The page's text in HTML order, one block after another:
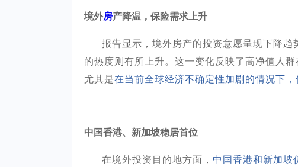
境外房产降温，保险需求上升
报告显示，境外房产的投资意愿呈现下降趋
的热度则有所上升。这一变化反映了高净值人
尤其是在当前全球经济不确定性加剧的情况下
中国香港、新加坡稳居首位
在境外投资目的地方面， 中国香港和新加坡